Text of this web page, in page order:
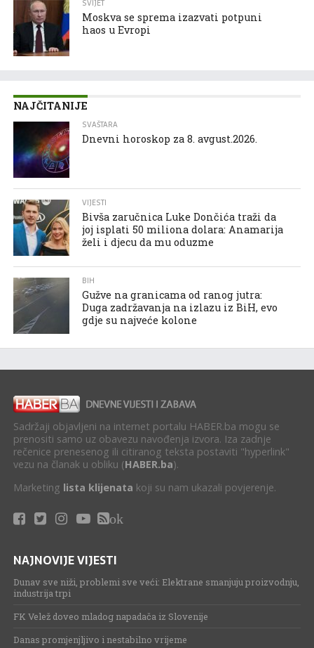
SVIJET
Moskva se sprema izazvati potpuni
haos u Evropi
NAJČITANIJE
SVAŠTARA
Dnevni horoskop za 8. avgust.2026.
VIJESTI
Bivša zaručnica Luke Dončića traži da
joj isplati 50 miliona dolara: Anamarija
želi i djecu da mu oduzme
BIH
Gužve na granicama od ranog jutra:
Duga zadržavanja na izlazu iz BiH, evo
gdje su najveće kolone
Sadržaji objavljeni na internet portalu HABER.ba mogu se
prenositi samo uz obavezu navođenja izvora. Iza zadnje
rečenice prenesenog ili citiranog teksta postaviti "hyperlink"
vezu na članak u obliku (HABER.ba).
Marketing lista klijenata koji su nam ukazali povjerenje.
ok
NAJNOVIJE VIJESTI
Dunav sve niži, problemi sve veći: Elektrane smanjuju proizvodnju,
industrija trpi
FK Velež doveo mladog napadača iz Slovenije
Danas promjenjljivo i nestabilno vrijeme